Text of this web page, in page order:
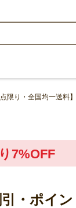
限り・全国均一送料】
7%OFF
引・ポイ